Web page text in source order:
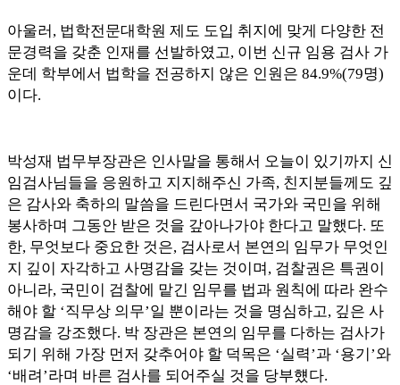
아울러 , 법학전문대학원 제도 도입 취지에 맞게 다양한 전
문경력을 갖춘 인재를 선발하였고, 이번 신규 임용 검사 가
운데 학부에서 법학을 전공하지 않은 인원은 84.9%(79명)
이다.
박성재 법무부장관은 인사말을 통해서 오늘이 있기까지 신
임검사님들을 응원하고 지지해주신 가족, 친지분들께도 깊
은 감사와 축하의 말씀을 드린다면서 국가와 국민을 위해
봉사하며 그동안 받은 것을 갚아나가야 한다고 말했다. 또
한, 무엇보다 중요한 것은, 검사로서 본연의 임무가 무엇인
지 깊이 자각하고 사명감을 갖는 것이며 , 검찰권은 특권이
아니라, 국민이 검찰에 맡긴 임무를 법과 원칙에 따라 완수
해야 할 ‘직무상 의무’일 뿐이라는 것을 명심하고, 깊은 사
명감을 강조했다. 박 장관은 본연의 임무를 다하는 검사가
되기 위해 가장 먼저 갖추어야 할 덕목은 ‘실력’과 ‘용기 ’와
‘배려 ’라며 바른 검사를 되어주실 것을 당부헀다.